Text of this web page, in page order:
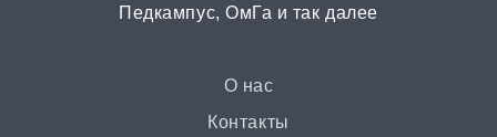
Педкампус, ОмГа и так далее
О нас
Контакты